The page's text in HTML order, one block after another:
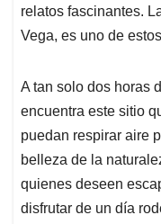
p
p
o
k
I
n
relatos fascinantes.
Vega, es uno de
A tan solo dos horas
encuentra este sitio
puedan respirar aire
belleza de la
quienes deseen
disfrutar de un día